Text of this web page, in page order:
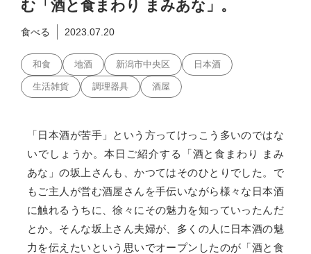
む「酒と食まわり まみあな」。
食べる 2023.07.20
和食 地酒 新潟市中央区 日本酒
生活雑貨 調理器具 酒屋
「日本酒が苦手」という方ってけっこう多いのではな
いでしょうか。本日ご紹介する「酒と食まわり まみ
あな」の坂上さんも、かつてはそのひとりでした。で
もご主人が営む酒屋さんを手伝いながら様々な日本酒
に触れるうちに、徐々にその魅力を知っていったんだ
とか。そんな坂上さん夫婦が、多くの人に日本酒の魅
力を伝えたいという思いでオープンしたのが「酒と食